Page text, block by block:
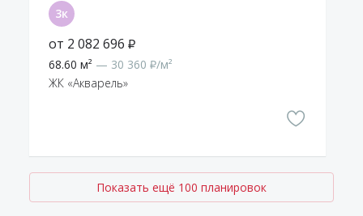
от 2 082 696 ₽
68.60 м² — 30 360 ₽/м²
ЖК «Акварель»
Показать ещё 100 планировок